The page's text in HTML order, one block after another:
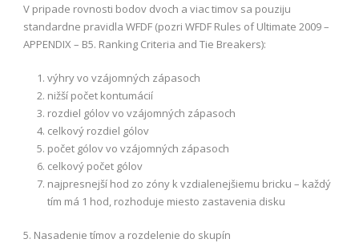
V pripade rovnosti bodov dvoch a viac timov sa pouziju
standardne pravidla WFDF (pozri WFDF Rules of Ultimate 2009 –
APPENDIX – B5. Ranking Criteria and Tie Breakers):
výhry vo vzájomných zápasoch
nižší počet kontumácií
rozdiel gólov vo vzájomných zápasoch
celkový rozdiel gólov
počet gólov vo vzájomných zápasoch
celkový počet gólov
najpresnejší hod zo zóny k vzdialenejšiemu bricku – každý
tím má 1 hod, rozhoduje miesto zastavenia disku
5. Nasadenie tímov a rozdelenie do skupín